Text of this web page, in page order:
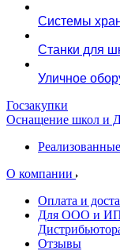
Системы
Станки для
Уличное
Госзакупки
Оснащение школ и
О компании
Оплата и
Для ООО и ИП
Отзывы